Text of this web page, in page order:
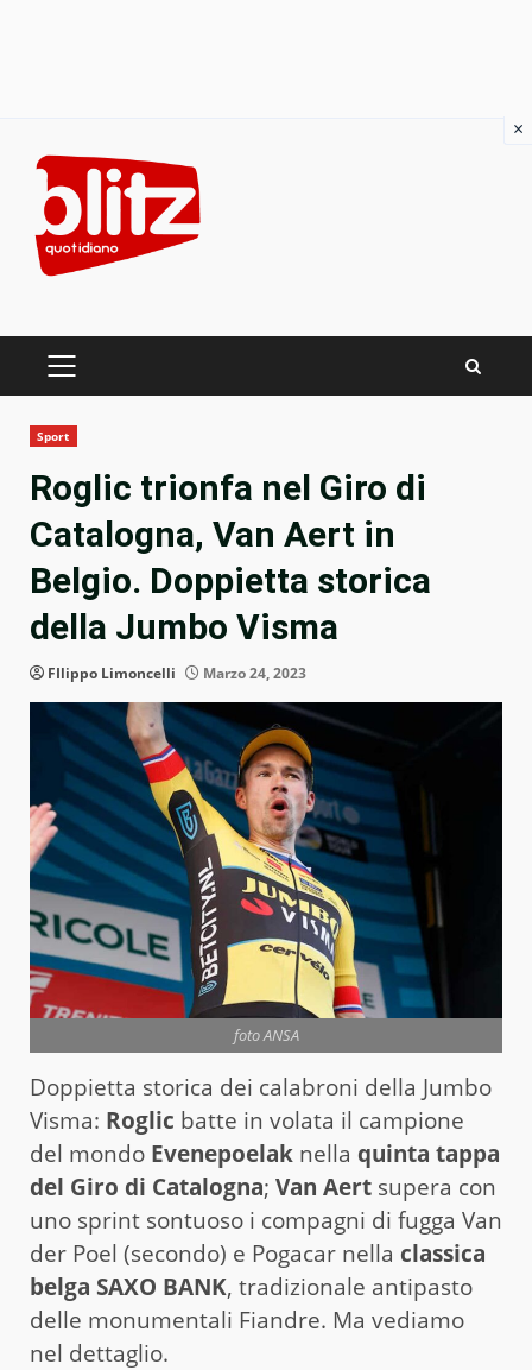
content
PRIMARY
Sport
Roglic trionfa nel Giro di
Catalogna, Van Aert in
Belgio. Doppietta storica
della Jumbo Visma
FIlippo Limoncelli Marzo 24, 2023
foto ANSA
Doppietta storica dei calabroni della Jumbo
Visma: Roglic batte in volata il campione
del mondo Evenepoelak nella quinta tappa
del Giro di Catalogna; Van Aert supera con
uno sprint sontuoso i compagni di fugga Van
der Poel (secondo) e Pogacar nella classica
belga SAXO BANK, tradizionale antipasto
delle monumentali Fiandre. Ma vediamo
nel dettaglio.
×